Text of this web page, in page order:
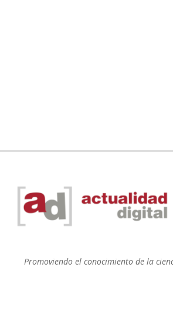
Promoviendo el conocimiento de la